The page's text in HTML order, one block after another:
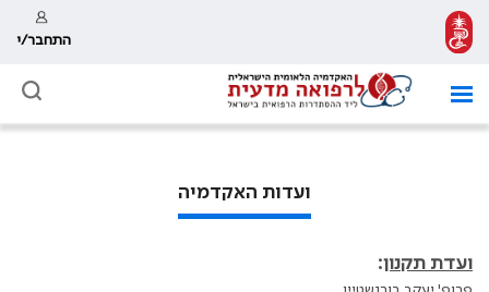
התחבר/י
ועדות האקדמיה
ועדת תקנון: